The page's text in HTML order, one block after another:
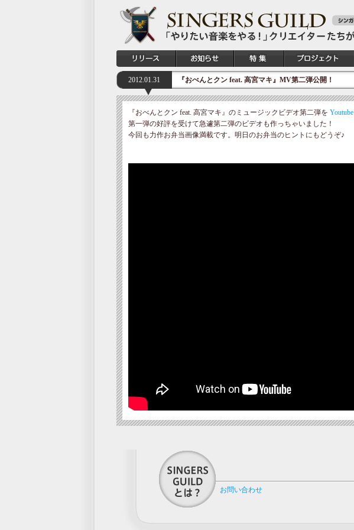
2012.01.31 『おべんとクン feat. 高宮マキ』MV第二弾公開！
『おべんとクン feat. 高宮マキ』のミュージックビデオ第二弾を Youtube
第一弾の好評を受けて急遽第二弾のビデオも作っちゃいました！
今回も力作お弁当画像満載です。明日のお弁当のヒントにもどうぞ♪
お問い合わせ